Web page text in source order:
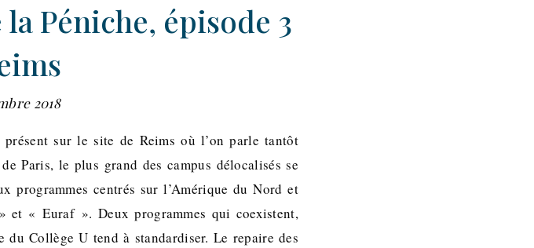
Péniche, épisode 3
2018
sur le site de Reims où l’on parle tantôt
Paris, le plus grand des campus délocalisés se
programmes centrés sur l’Amérique du Nord et
et « Euraf ». Deux programmes qui coexistent,
du Collège U tend à standardiser. Le repaire des